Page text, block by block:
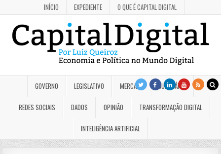
INÍCIO EXPEDIENTE O QUE É CAPITAL DIGITAL
GOVERNO LEGISLATIVO MERCADO JUDICIÁRIO
REDES SOCIAIS DADOS OPINIÃO TRANSFORMAÇÃO DIGITAL
INTELIGÊNCIA ARTIFICIAL